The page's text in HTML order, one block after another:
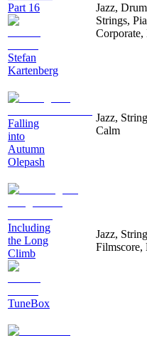
Part 16
Stefan
Kartenberg
Jazz,
Strings,
Falling
into
Autumn
Olepash
Jazz,
Calm
Including
the Long
Climb
TuneBox
Jazz,
Filmscore,